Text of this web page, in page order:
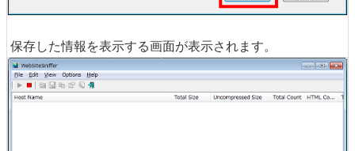
保存した情報を表示する画面が表示されます。